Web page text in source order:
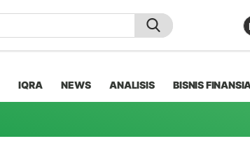
IQRA NEWS ANALISIS BISNIS